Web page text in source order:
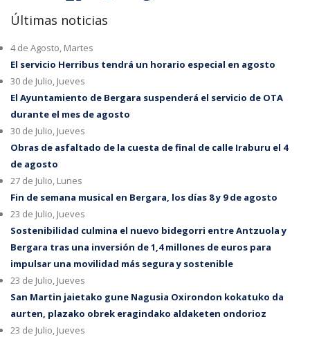
Últimas noticias
4 de Agosto, Martes
El servicio Herribus tendrá un horario especial en agosto
30 de Julio, Jueves
El Ayuntamiento de Bergara suspenderá el servicio de OTA
durante el mes de agosto
30 de Julio, Jueves
Obras de asfaltado de la cuesta de final de calle Iraburu el 4
de agosto
27 de Julio, Lunes
Fin de semana musical en Bergara, los días 8 y 9 de agosto
23 de Julio, Jueves
Sostenibilidad culmina el nuevo bidegorri entre Antzuola y
Bergara tras una inversión de 1,4 millones de euros para
impulsar una movilidad más segura y sostenible
23 de Julio, Jueves
San Martin jaietako gune Nagusia Oxirondon kokatuko da
aurten, plazako obrek eragindako aldaketen ondorioz
23 de Julio, Jueves